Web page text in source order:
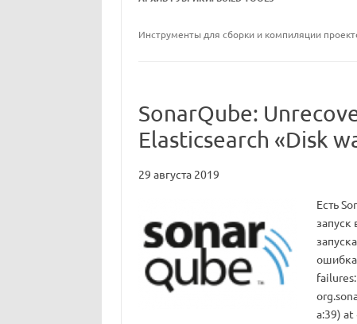
Инструменты для сборки и компиляции
SonarQube:
Elasticsearch «Disk
29 августа 2019
Есть
запуск
a:39)